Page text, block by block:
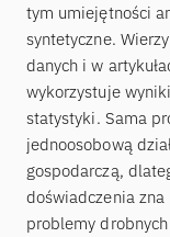
tym umiejętności
syntetyczne.
danych i w
wykorzystuje
statystyki. Sama
jednoosobową
gospodarczą,
doświadczenia
problemy drobnych